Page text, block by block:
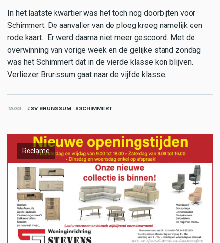
In het laatste kwartier was het toch nog doorbijten voor
Schimmert. De aanvaller van de ploeg kreeg namelijk een
rode kaart. Er werd daarna niet meer gescoord. Met de
overwinning van vorige week en de gelijke stand zondag
was het Schimmert dat in de vierde klasse kon blijven.
Verliezer Brunssum gaat naar de vijfde klasse.
TAGS SV BRUNSSUM SCHIMMERT
Reclame